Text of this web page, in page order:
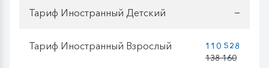
Тариф Иностранный Детский —
Тариф Иностранный Взрослый
110 528
138 160